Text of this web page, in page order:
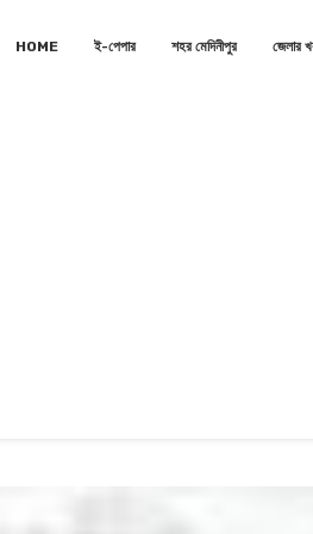
HOME ই-পেপার শহর মেদিনীপুর জেলার